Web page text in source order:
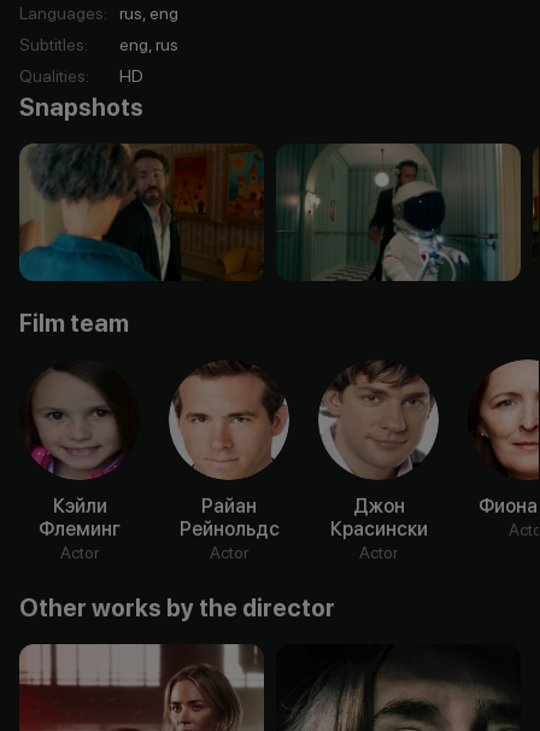
Languages:
rus, eng
Subtitles:
eng, rus
Qualities: HD
Snapshots
Film team
Кэйли
Флеминг
Actor
Райан
Рейнольдс
Actor
Джон
Красински
Actor
Other works by the director